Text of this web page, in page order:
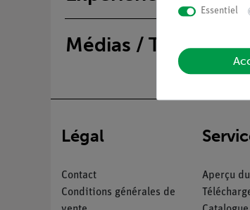
Médias /
Légal
Contact
Conditions générales de
Aperçu
Essentiel